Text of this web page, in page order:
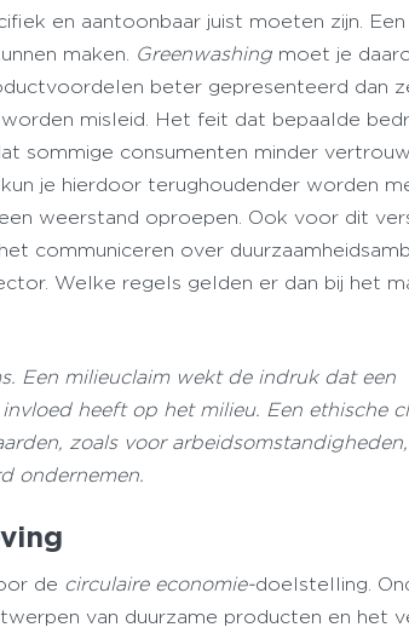
en aantoonbaar juist moeten zijn. Een
maken. Greenwashing moet je
beter gepresenteerd dan
misleid. Het feit dat bepaalde
sommige consumenten minder
je hierdoor terughoudender worden
weerstand oproepen. Ook voor dit
communiceren over
Welke regels gelden er dan bij het
Een milieuclaim wekt de indruk dat een
heeft op het milieu. Een ethische
zoals voor arbeidsomstandigheden,
ondernemen.
de circulaire economie-doelstelling.
van duurzame producten en het